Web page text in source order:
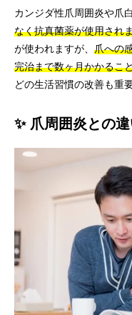
カンジダ性爪周囲炎や爪
なく抗真菌薬が使用され
が使われますが、 爪への
完治まで数ヶ月かかるこ
どの生活習慣の改善も重
✨ 爪周囲炎との